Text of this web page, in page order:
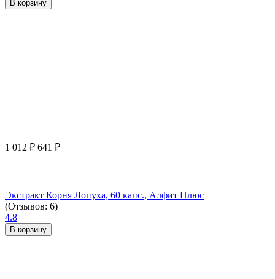
В корзину
1 012 ₽ 641 ₽
Экстракт Корня Лопуха, 60 капс., Алфит Плюс
(Отзывов: 6)
4.8
В корзину